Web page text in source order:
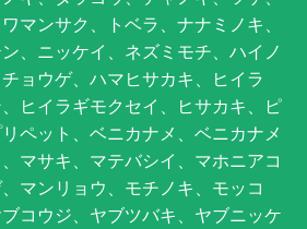
マンサク、トベラ、ナナミノキ、
、ニッケイ、ネズミモチ、ハイノ
ョウゲ、ハマヒサカキ、ヒイラ
ヒイラギモクセイ、ヒサカキ、ピ
ペット、ベニカナメ、ベニカナメ
マサキ、マテバシイ、マホニアコ
マンリョウ、モチノキ、モッコ
コウジ、ヤブツバキ、ヤブニッケ